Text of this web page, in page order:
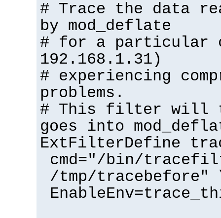
# Trace the data
by mod_deflate
# for a particular
192.168.1.31)
# experiencing
problems.
# This filter will
goes into
ExtFilterDefine
cmd="/bin/
/tmp/tracebefore"